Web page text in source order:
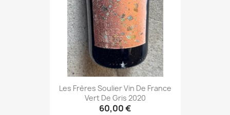
Les Frères Soulier Vin De France
Vert De Gris 2020
60,00 €